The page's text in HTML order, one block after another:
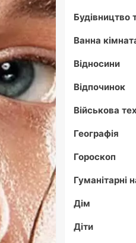
Будівництво
Ванна
Відносини
Відпочинок
Військова
Географія
Гороскоп
Гуманітарні
Дім
Діти